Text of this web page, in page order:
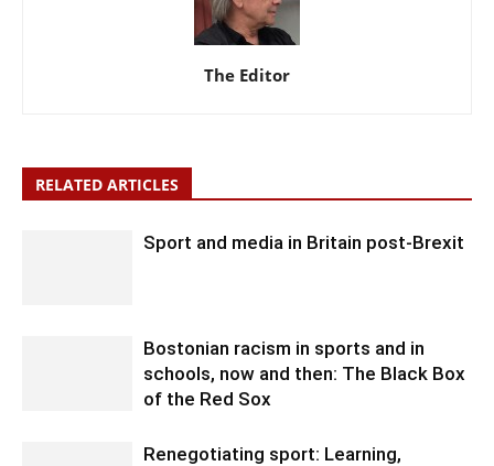
The Editor
RELATED ARTICLES
Sport and media in Britain post-Brexit
Bostonian racism in sports and in
schools, now and then: The Black Box
of the Red Sox
Renegotiating sport: Learning,